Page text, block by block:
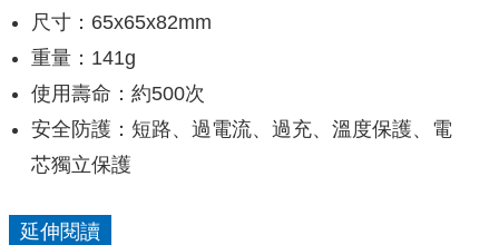
尺寸：65x65x82mm
重量：141g
使用壽命：約500次
安全防護：短路、過電流、過充、溫度保護、電
芯獨立保護
延伸閱讀